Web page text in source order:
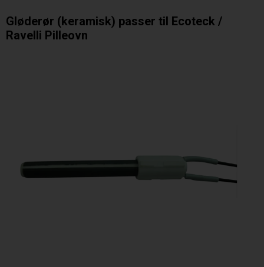
Gløderør (keramisk) passer til Ecoteck /
Ravelli Pilleovn